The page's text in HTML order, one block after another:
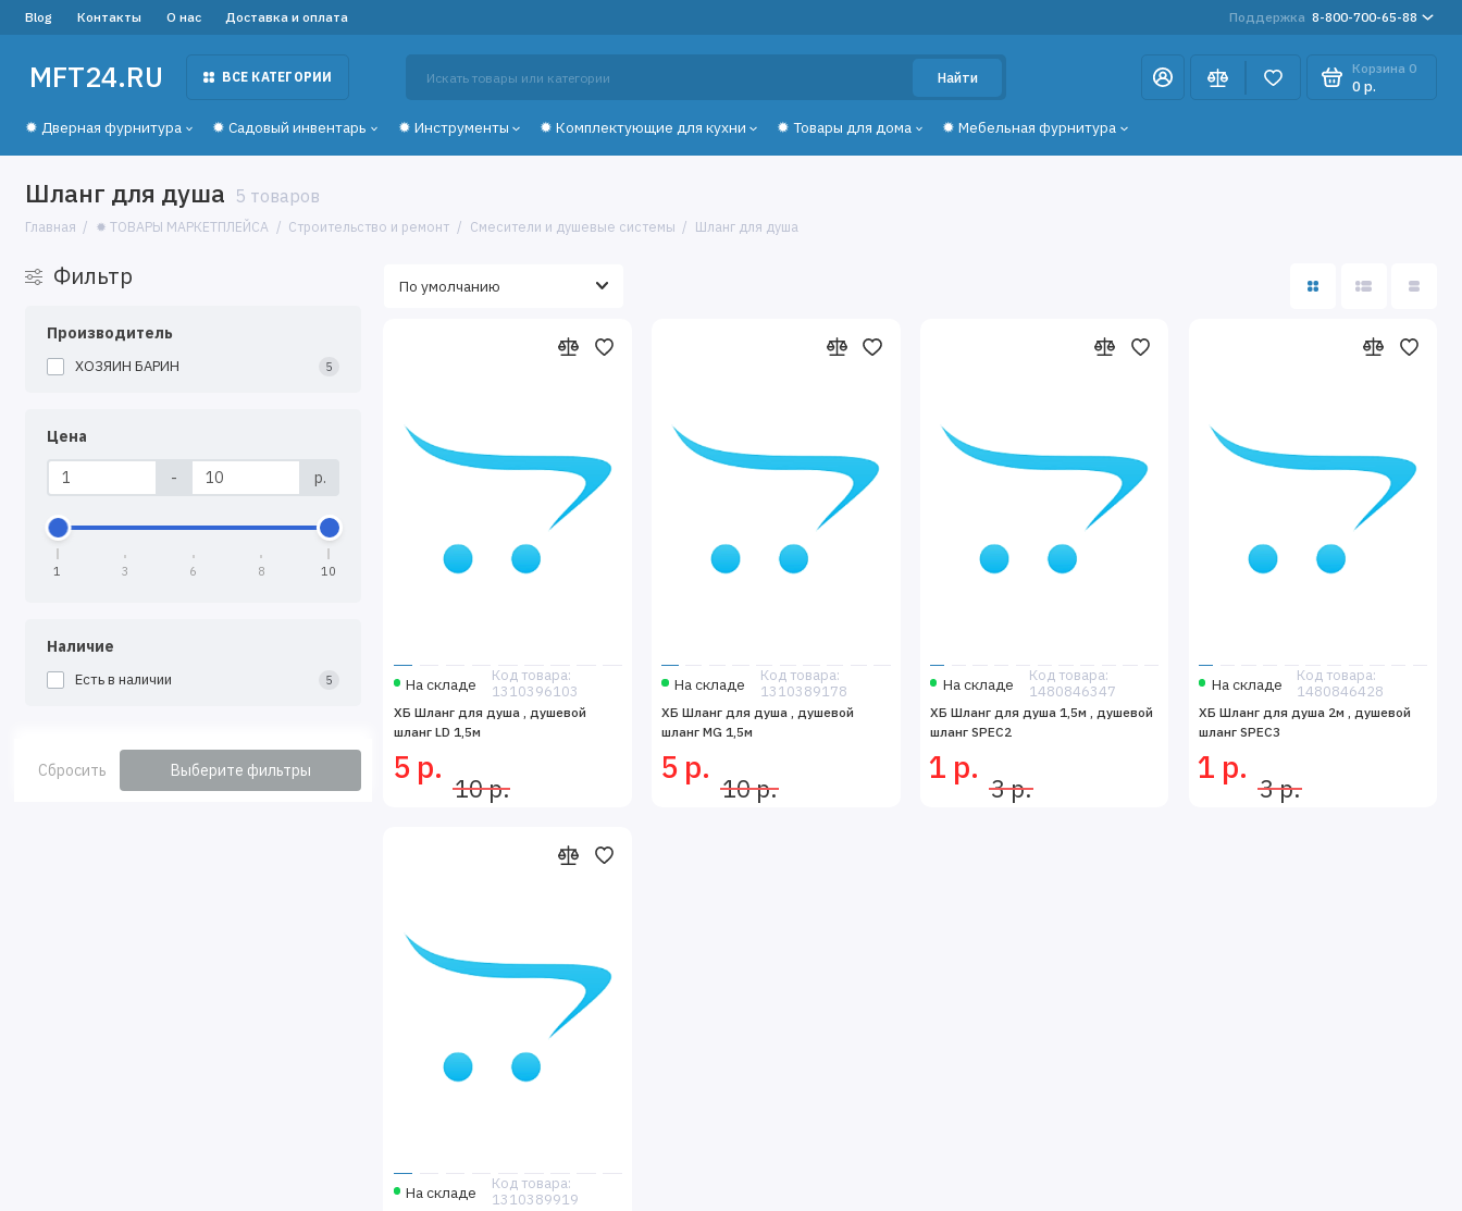
Blog Контакты О нас Доставка и оплата Поддержка 8-800-700-65-88
MFT24.RU ВСЕ КАТЕГОРИИ Найти
Корзина 0
0 р.
✹ Дверная фурнитура ✹ Садовый инвентарь ✹ Инструменты ✹ Комплектующие для кухни ✹ Товары для дома ✹ Мебельная фурнитура
Шланг для душа 5 товаров
Главная ✹ ТОВАРЫ МАРКЕТПЛЕЙСА Строительство и ремонт Смесители и душевые системы Шланг для душа
Фильтр
Производитель
ХОЗЯИН БАРИН 5
Цена
- р.
1 3 6 8 10
Наличие
Есть в наличии 5
Сбросить Выберите фильтры
На складе
Код товара:
1310396103
ХБ Шланг для душа , душевой
шланг LD 1,5м
5 р.
10 р.
На складе
Код товара:
1310389178
ХБ Шланг для душа , душевой
шланг MG 1,5м
5 р.
10 р.
На складе
Код товара:
1480846347
ХБ Шланг для душа 1,5м , душевой
шланг SPEC2
1 р.
3 р.
На складе
Код товара:
1480846428
ХБ Шланг для душа 2м , душевой
шланг SPEC3
1 р.
3 р.
На складе
Код товара:
1310389919